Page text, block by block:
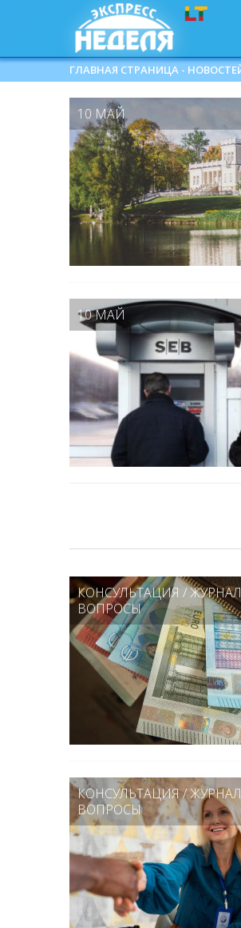
ГЛАВНАЯ СТРАНИЦА -
10 МАЙ
10 МАЙ
КОНСУЛЬТАЦИЯ /
ВОПРОСЫ
КОНСУЛЬТАЦИЯ/
ВОПРОСЫ